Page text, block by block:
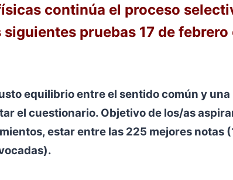
continúa el proceso
pruebas 17 de febrero
equilibrio entre el sentido común y una
el cuestionario. Objetivo de los/as
estar entre las 225 mejores notas